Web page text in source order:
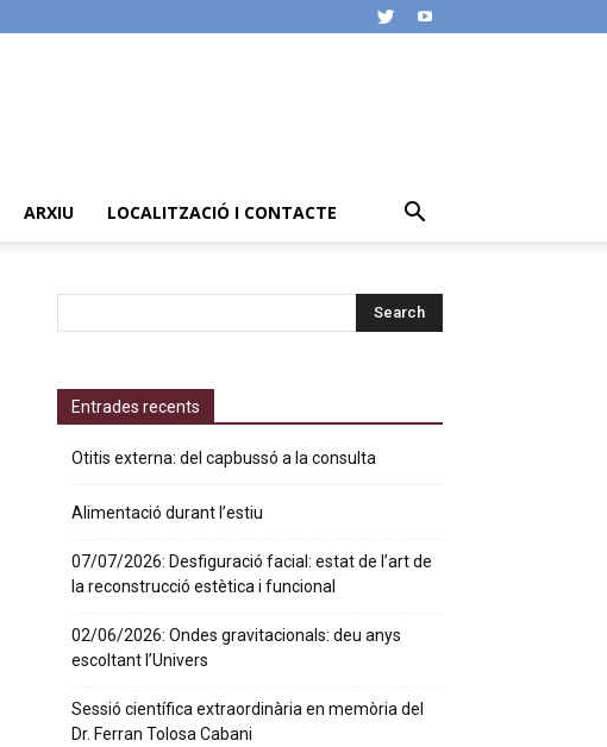
ARXIU LOCALITZACIÓ I CONTACTE
Entrades recents
Otitis externa: del capbussó a la consulta
Alimentació durant l’estiu
07/07/2026: Desfiguració facial: estat de l’art de
la reconstrucció estètica i funcional
02/06/2026: Ondes gravitacionals: deu anys
escoltant l’Univers
Sessió científica extraordinària en memòria del
Dr. Ferran Tolosa Cabani